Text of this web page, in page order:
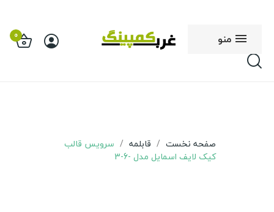
منو 0
صفحه نخست قابلمه
سرویس قالب
کیک لایف اسمایل مدل -6-3